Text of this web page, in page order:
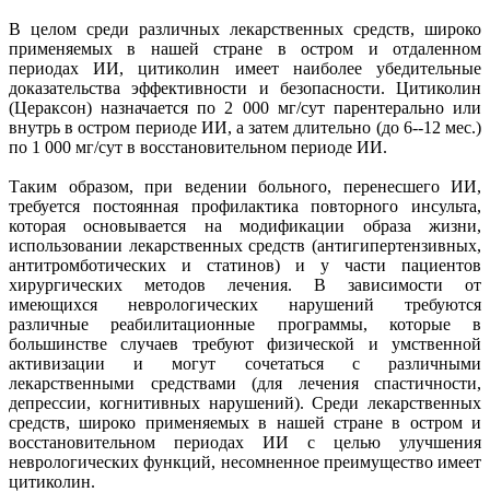
В целом среди различных лекарственных средств, широко
применяемых в нашей стране в остром и отдаленном
периодах ИИ, цитиколин имеет наиболее убедительные
доказательства эффективности и безопасности. Цитиколин
(Цераксон) назначается по 2 000 мг/сут парентерально или
внутрь в остром периоде ИИ, а затем длительно (до 6--12 мес.)
по 1 000 мг/сут в восстановительном периоде ИИ.
Таким образом, при ведении больного, перенесшего ИИ,
требуется постоянная профилактика повторного инсульта,
которая основывается на модификации образа жизни,
использовании лекарственных средств (антигипертензивных,
антитромботических и статинов) и у части пациентов
хирургических методов лечения. В зависимости от
имеющихся неврологических нарушений требуются
различные реабилитационные программы, которые в
большинстве случаев требуют физической и умственной
активизации и могут сочетаться с различными
лекарственными средствами (для лечения спастичности,
депрессии, когнитивных нарушений). Среди лекарственных
средств, широко применяемых в нашей стране в остром и
восстановительном периодах ИИ с целью улучшения
неврологических функций, несомненное преимущество имеет
цитиколин.